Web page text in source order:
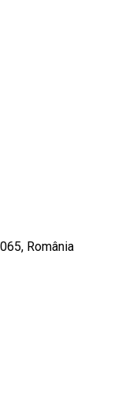
România